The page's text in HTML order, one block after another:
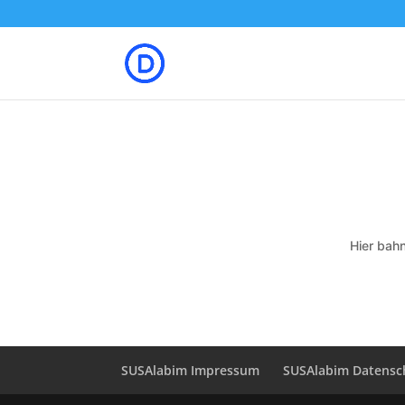
Hier
SUSAlabim Impressum SUSAlabim